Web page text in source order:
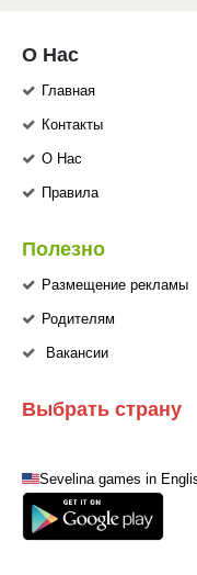
О Нас
Главная
Контакты
О Нас
Правила
Полезно
Размещение рекламы
Родителям
Вакансии
Выбрать страну
Sevelina games in